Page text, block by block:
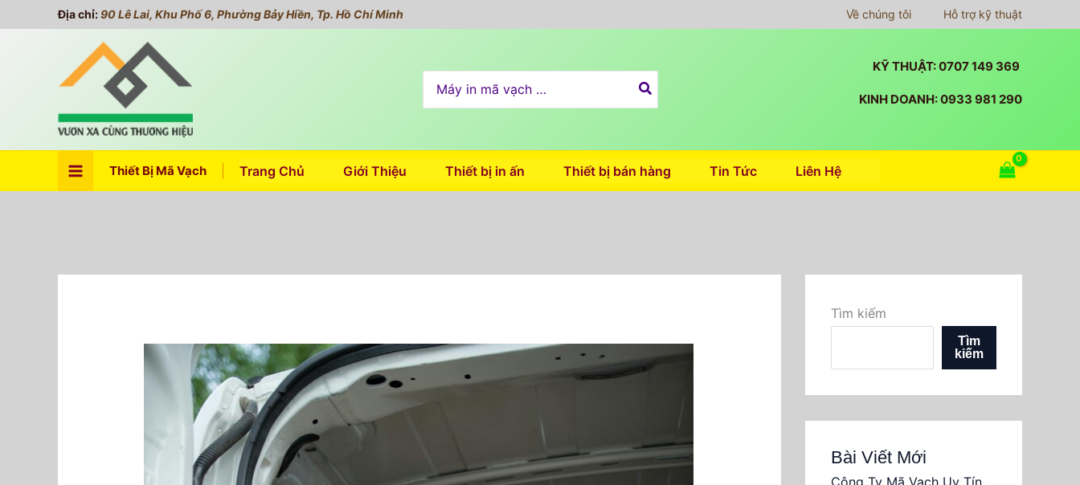
tới
Địa chỉ:90 Lê Lai, Khu Phố 6, Phường Bảy Hiền, Tp. Hồ Chí Minh Về chúng tôi Hỗ trợ kỹ thuật
for:
KỸ THUẬT: 0707 149 369
KINH DOANH: 0933 981 290
Thiết Bị Mã Vạch Trang Chủ Giới Thiệu Thiết bị in ấn Thiết bị bán hàng Tin Tức Liên Hệ
Tìm kiếm
Tìm
kiếm
Bài Viết Mới